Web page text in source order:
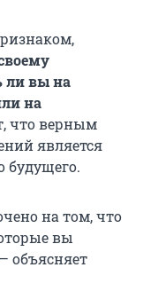
ли вы на
на
что верным
является
будущего.
на том, что
вы
объясняет